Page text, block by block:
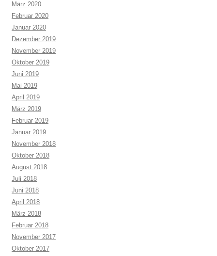
März 2020
Februar 2020
Januar 2020
Dezember 2019
November 2019
Oktober 2019
Juni 2019
Mai 2019
April 2019
März 2019
Februar 2019
Januar 2019
November 2018
Oktober 2018
August 2018
Juli 2018
Juni 2018
April 2018
März 2018
Februar 2018
November 2017
Oktober 2017